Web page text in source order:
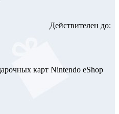
Действителен до:
карт Nintendo eShop